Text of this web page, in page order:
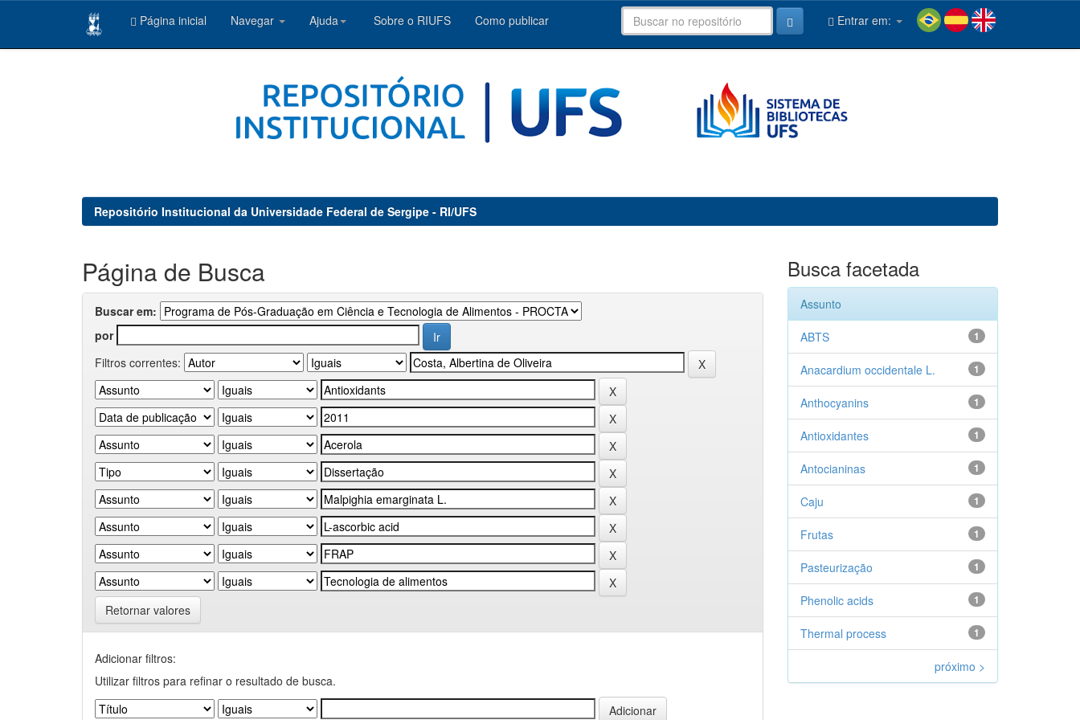
Página inicial Navegar Ajuda Sobre o RIUFS Como publicar Entrar em:
Repositório Institucional da Universidade Federal de Sergipe - RI/UFS
Página de Busca
Buscar em:
por
Filtros correntes:
Retornar valores
Adicionar filtros:
Utilizar filtros para refinar o resultado de busca.
Busca facetada
Assunto
1
ABTS
1
Anacardium occidentale L.
1
Anthocyanins
1
Antioxidantes
1
Antocianinas
1
Caju
1
Frutas
1
Pasteurização
1
Phenolic acids
1
Thermal process
próximo >